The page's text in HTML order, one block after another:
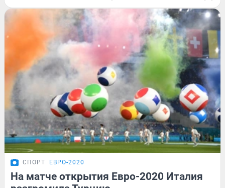
СПОРТ ЕВРО-2020
На матче открытия Евро-2020 Италия